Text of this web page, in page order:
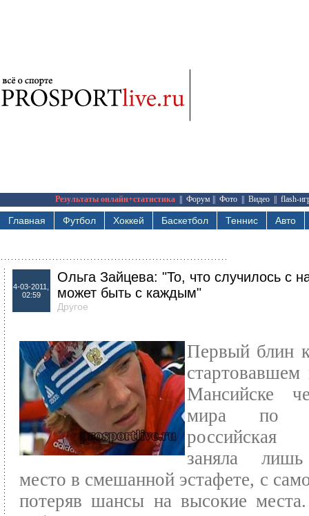
Результаты онлайн+статистика Форум Фото Видео flash-
Главная Футбол Хоккей Баскетбол Теннис Авто
4-03-2011,
02:59
Ольга Зайцева: "То, что случилось с
может быть с каждым"
Другое
Первый блин
Мансийске
мира по
российская
заняла
место в смешанной эстафете, с
потеряв шансы на высокие